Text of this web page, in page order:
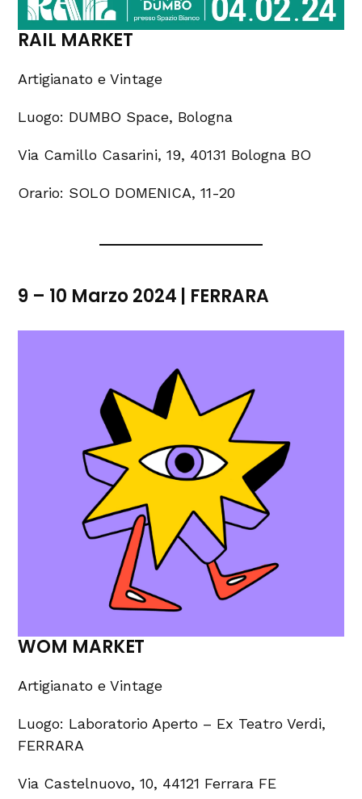
RAIL MARKET
Artigianato e Vintage
Luogo: DUMBO Space, Bologna
Via Camillo Casarini, 19, 40131 Bologna BO
Orario: SOLO DOMENICA, 11-20
9 – 10 Marzo 2024 | FERRARA
WOM MARKET
Artigianato e Vintage
Luogo: Laboratorio Aperto – Ex Teatro Verdi,
FERRARA
Via Castelnuovo, 10, 44121 Ferrara FE